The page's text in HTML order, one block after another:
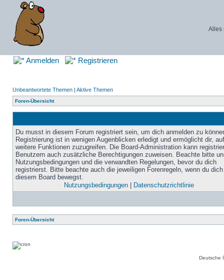
Alles
Anmelden Registrieren
Unbeantwortete Themen | Aktive Themen
Foren-Übersicht
Du musst in diesem Forum registriert sein, um dich anmelden zu
Registrierung ist in wenigen Augenblicken erledigt und ermöglicht dir, auf
weitere Funktionen zuzugreifen. Die Board-Administration kann
Benutzern auch zusätzliche Berechtigungen zuweisen. Beachte bitte
Nutzungsbedingungen und die verwandten Regelungen, bevor du dich
registrierst. Bitte beachte auch die jeweiligen Forenregeln, wenn du
diesem Board bewegst.
Nutzungsbedingungen| Datenschutzrichtlinie
Foren-Übersicht
Deutsche